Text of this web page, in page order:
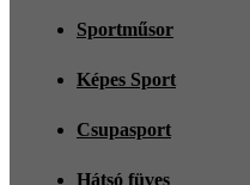
Sportműsor
Képes Sport
Csupasport
Hátsó füves